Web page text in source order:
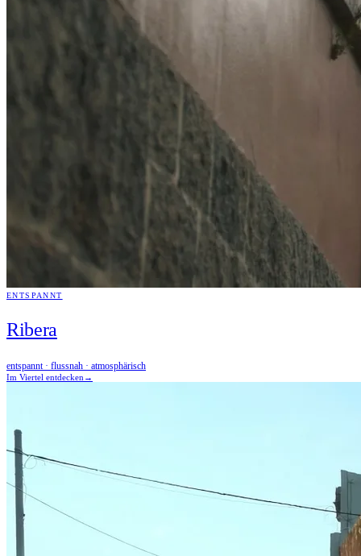
ENTSPANNT
Ribera
entspannt · flussnah · atmosphärisch
Im Viertel entdecken →